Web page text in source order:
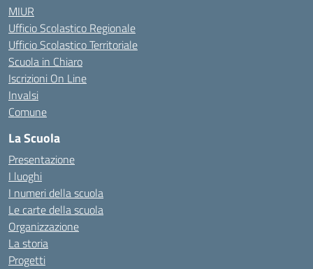
MIUR
Ufficio Scolastico Regionale
Ufficio Scolastico Territoriale
Scuola in Chiaro
Iscrizioni On Line
Invalsi
Comune
La Scuola
Presentazione
I luoghi
I numeri della scuola
Le carte della scuola
Organizzazione
La storia
Progetti